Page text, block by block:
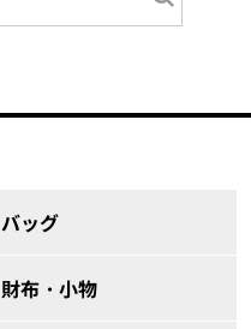
バッグ
財布・小物